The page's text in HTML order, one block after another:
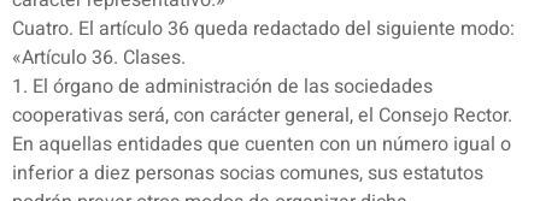
Cuatro. El artículo 36 queda redactado del siguiente modo:
«Artículo 36. Clases.
1. El órgano de administración de las sociedades
cooperativas será, con carácter general, el Consejo Rector.
En aquellas entidades que cuenten con un número igual o
inferior a diez personas socias comunes, sus estatutos